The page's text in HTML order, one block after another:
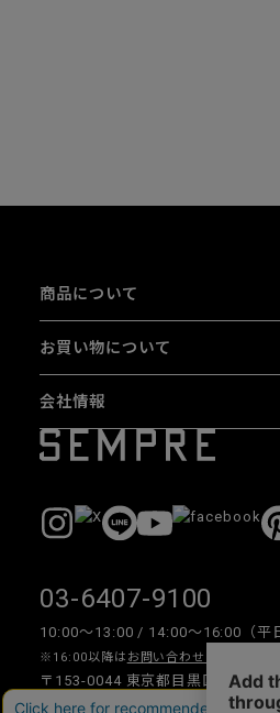
商品について
お買い物について
会社情報
03-6407-9100
10:00〜13:00 / 14:00〜16:00（平
※16:00以降は お問い合わせフォーム
〒153-0044 東京都目黒区大橋 2-